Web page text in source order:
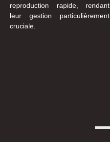
reproduction rapide, rendant
leur gestion particulièrement
cruciale.